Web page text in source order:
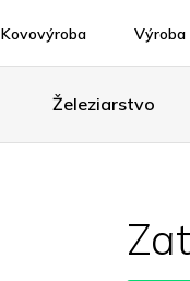
Kovovýroba Výroba
Železiarstvo